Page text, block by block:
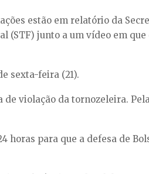
estão em relatório da
(STF) junto a um vídeo em que
sexta-feira (21).
de violação da tornozeleira. Pela
horas para que a defesa de